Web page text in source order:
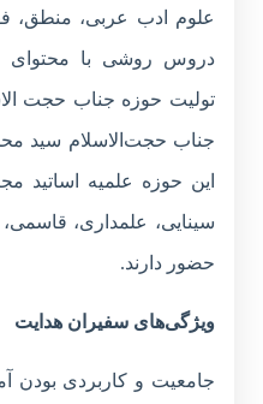
علوم ادب عربی، منطق،
دروس روشی با محتوای
تولیت حوزه جناب حجت
جناب حجت‌الاسلام سید
این حوزه علمیه اساتید
سینایی، علمداری،
حضور دارند.
ویژگی‌های سفیران هدایت
جامعیت و کاربردی بودن